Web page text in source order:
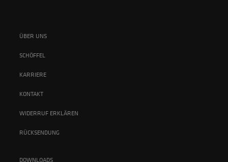
ÜBER UNS
SCHÖFFEL
KARRIERE
KONTAKT
WIDERRUF ERKLÄREN
RÜCKSENDUNG
DOWNLOADS